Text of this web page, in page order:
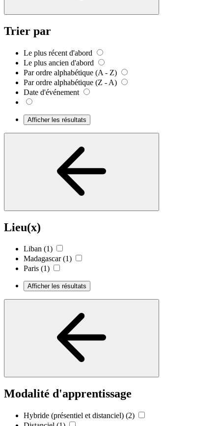
Trier par
Le plus récent d'abord
Le plus ancien d'abord
Par ordre alphabétique (A - Z)
Par ordre alphabétique (Z - A)
Date d'événement
Afficher les résultats
Lieu(x)
Liban (1)
Madagascar (1)
Paris (1)
Afficher les résultats
Modalité d'apprentissage
Hybride (présentiel et distanciel) (2)